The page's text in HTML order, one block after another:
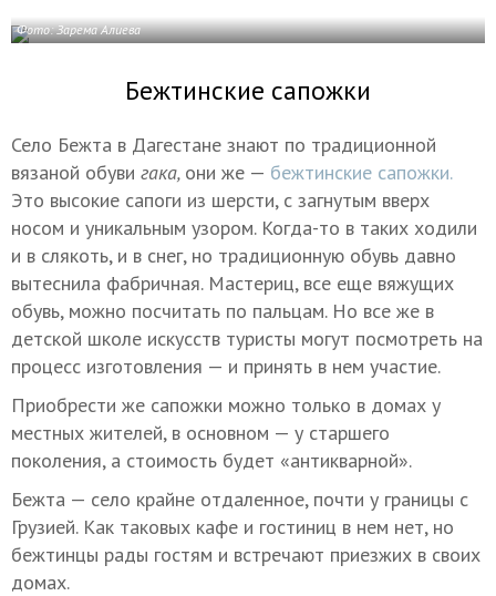
Фото: Зарема Алиева
Бежтинские сапожки
Село Бежта в Дагестане знают по традиционной
вязаной обуви гака, они же — бежтинские сапожки.
Это высокие сапоги из шерсти, с загнутым вверх
носом и уникальным узором. Когда-то в таких ходили
и в слякоть, и в снег, но традиционную обувь давно
вытеснила фабричная. Мастериц, все еще вяжущих
обувь, можно посчитать по пальцам. Но все же в
детской школе искусств туристы могут посмотреть на
процесс изготовления — и принять в нем участие.
Приобрести же сапожки можно только в домах у
местных жителей, в основном — у старшего
поколения, а стоимость будет «антикварной».
Бежта — село крайне отдаленное, почти у границы с
Грузией. Как таковых кафе и гостиниц в нем нет, но
бежтинцы рады гостям и встречают приезжих в своих
домах.